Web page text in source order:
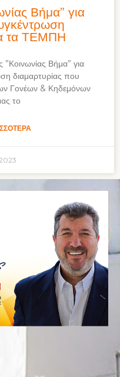
Βήμα” για
τα ΤΕΜΠΗ
Βήμα” για
διαμαρτυρίας που
Γονέων & Κηδεμόνων
το